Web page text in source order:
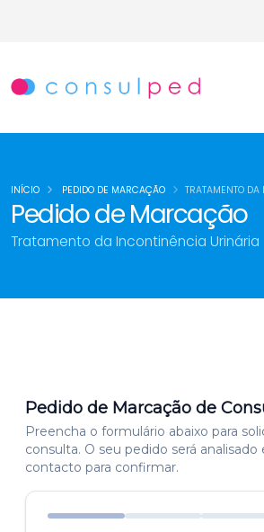
Pedido de Marcação
Tratamento da Incontinência Urinária
INÍCIO PEDIDO DE MARCAÇÃO TRATAMENTO